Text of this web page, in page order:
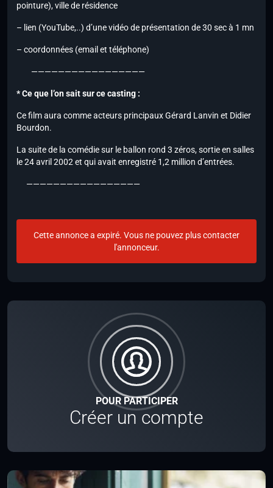
POUR PARTICIPER
Créer un compte
pointure), ville de résidence
– lien (YouTube,..) d’une vidéo de présentation de 30 sec à 1 mn
– coordonnées (email et téléphone)
—————————————————
* Ce que l’on sait sur ce casting :
Ce film aura comme acteurs principaux Gérard Lanvin et Didier
Bourdon.
La suite de la comédie sur le ballon rond 3 zéros, sortie en salles
le 24 avril 2002 et qui avait enregistré 1,2 million d’entrées.
—————————————————
Cette annonce a expiré. Vous ne pouvez plus contacter
l'annonceur.